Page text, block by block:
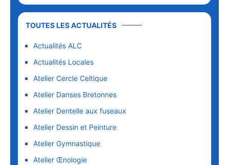
TOUTES LES ACTUALITÉS
Actualités ALC
Actualités Locales
Atelier Cercle Celtique
Atelier Danses Bretonnes
Atelier Dentelle aux fuseaux
Atelier Dessin et Peinture
Atelier Gymnastique
Atelier Œnologie